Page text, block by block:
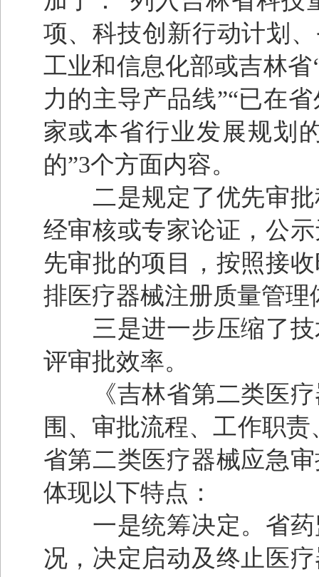
项、科技创新行动计划
工业和信息化部或吉林省
力的主导产品线”“已在
家或本省行业发展规划
的”3个方面内容。
二是规定了优先审批
经审核或专家论证，公
先审批的项目，按照接
排医疗器械注册质量管
三是进一步压缩了技
评审批效率。
《吉林省第二类医疗
围、审批流程、工作职
省第二类医疗器械应急
体现以下特点：
一是统筹决定。省药
况，决定启动及终止医